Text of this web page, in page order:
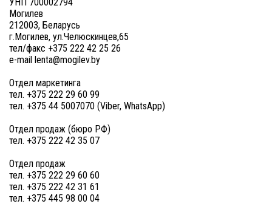
Могилев
212003, Беларусь
г.Могилев, ул.Челюскинцев,65
тел/факс +375 222 42 25 26
e-mail lenta@mogilev.by
Отдел маркетинга
тел. +375 222 29 60 99
тел. +375 44 5007070 (Viber, WhatsApp)
Отдел продаж (бюро РФ)
тел. +375 222 42 35 07
Отдел продаж
тел. +375 222 29 60 60
тел. +375 222 42 31 61
тел. +375 445 98 00 04